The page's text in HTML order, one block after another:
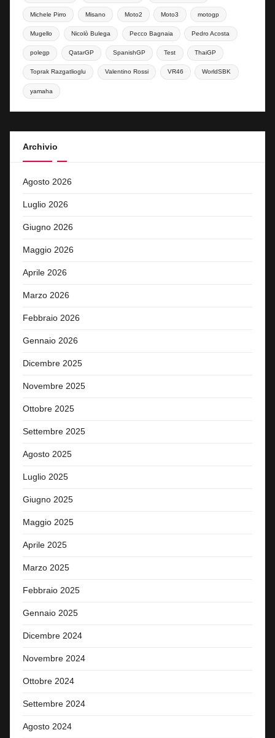
Michele Pirro Misano Moto2 Moto3 motogp
Mugello Nicolò Bulega Pecco Bagnaia Pedro Acosta
polegp QatarGP SpanishGP Test ThaiGP
Toprak Razgatlioglu Valentino Rossi VR46 WorldSBK
yamaha
Archivio
Agosto 2026
Luglio 2026
Giugno 2026
Maggio 2026
Aprile 2026
Marzo 2026
Febbraio 2026
Gennaio 2026
Dicembre 2025
Novembre 2025
Ottobre 2025
Settembre 2025
Agosto 2025
Luglio 2025
Giugno 2025
Maggio 2025
Aprile 2025
Marzo 2025
Febbraio 2025
Gennaio 2025
Dicembre 2024
Novembre 2024
Ottobre 2024
Settembre 2024
Agosto 2024